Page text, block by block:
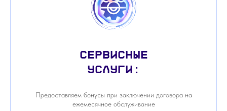
Сервисные
услуги:
Предоставляем бонусы при заключении договора на
ежемесячное обслуживание